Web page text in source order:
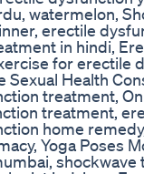
watermelon,
erectile
in hindi,
for erectile
Sexual Health
treatment,
treatment,
home
Yoga Poses
shockwave